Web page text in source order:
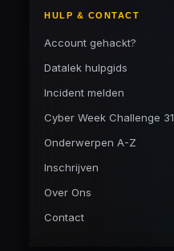
HULP & CONTACT
Account gehackt?
Datalek hulpgids
Incident melden
Cyber Week Challenge 31
Onderwerpen A-Z
Inschrijven
Over Ons
Contact